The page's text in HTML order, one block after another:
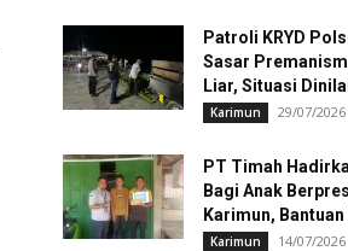
Patroli KRYD
Sasar
Liar, Situasi
Karimun 29/07/2026
PT Timah
Bagi Anak
Karimun,
Karimun 14/07/2026